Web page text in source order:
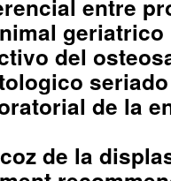
entre
geriatrico
del
seriado
de la
de la